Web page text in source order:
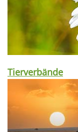
Tierverbände